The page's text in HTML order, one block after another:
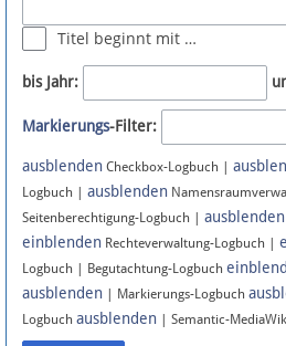
Newsletter
Bluesky
Facebook
Instagram
Anmelden
Titel beginnt mit …
bis Jahr:
Markierungs-Filter:
ausblenden Checkbox-Logbuch |
Logbuch | ausblenden
Seitenberechtigung-Logbuch | ausblenden
einblenden Rechteverwaltung-Logbuch |
Logbuch | Begutachtung-Logbuch
ausblenden | Markierungs-Logbuch
Logbuch ausblenden | Semantic-